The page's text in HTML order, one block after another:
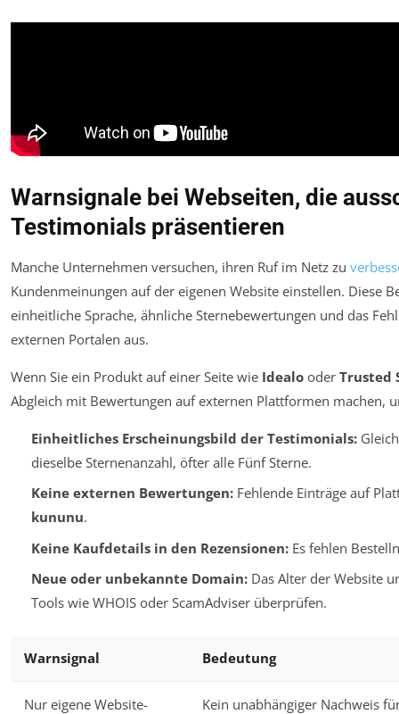
Warnsignale bei Webseiten, die
Testimonials präsentieren
Manche Unternehmen versuchen, ihren Ruf im Netz zu
Kundenmeinungen auf der eigenen Website einstellen. Diese
einheitliche Sprache, ähnliche Sternebewertungen und das
externen Portalen aus.
Wenn Sie ein Produkt auf einer Seite wie Idealo oder Trusted
Abgleich mit Bewertungen auf externen Plattformen machen,
Einheitliches Erscheinungsbild der Testimonials:
dieselbe Sternenanzahl, öfter alle Fünf Sterne.
Keine externen Bewertungen:Fehlende Einträge auf
kununu.
Keine Kaufdetails in den Rezensionen:Es fehlen
Neue oder unbekannte Domain:Das Alter der Website
Tools wie WHOIS oder ScamAdviser überprüfen.
Warnsignal Bedeutung
Nur eigene Website-
Kein unabhängiger Nachweis